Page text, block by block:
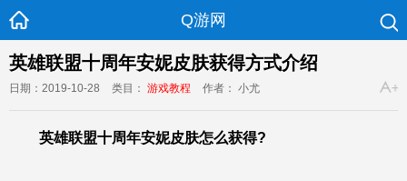
Q游网
英雄联盟十周年安妮皮肤获得方式介绍
日期：2019-10-28 类目： 游戏教程 作者： 小尤
英雄联盟十周年安妮皮肤怎么获得?